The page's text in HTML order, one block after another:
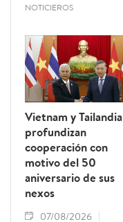
NOTICIEROS
Vietnam y Tailandia
profundizan
cooperación con
motivo del 50
aniversario de sus
nexos
07/08/2026